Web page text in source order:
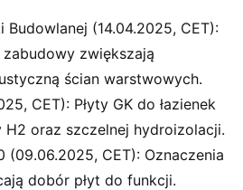
Budowlanej (14.04.2025, CET):
zabudowy zwiększają
ścian warstwowych.
CET): Płyty GK do łazienek
H2 oraz szczelnej hydroizolacji.
(09.06.2025, CET): Oznaczenia
dobór płyt do funkcji.